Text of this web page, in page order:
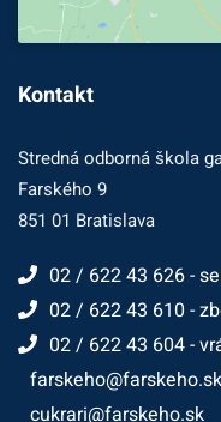
Kontakt
Stredná odborná škola
Farského 9
851 01 Bratislava
02 / 622 43 626 -
02 / 622 43 610 -
02 / 622 43 604 -
farskeho@farskeho.sk
cukrari@farskeho.sk